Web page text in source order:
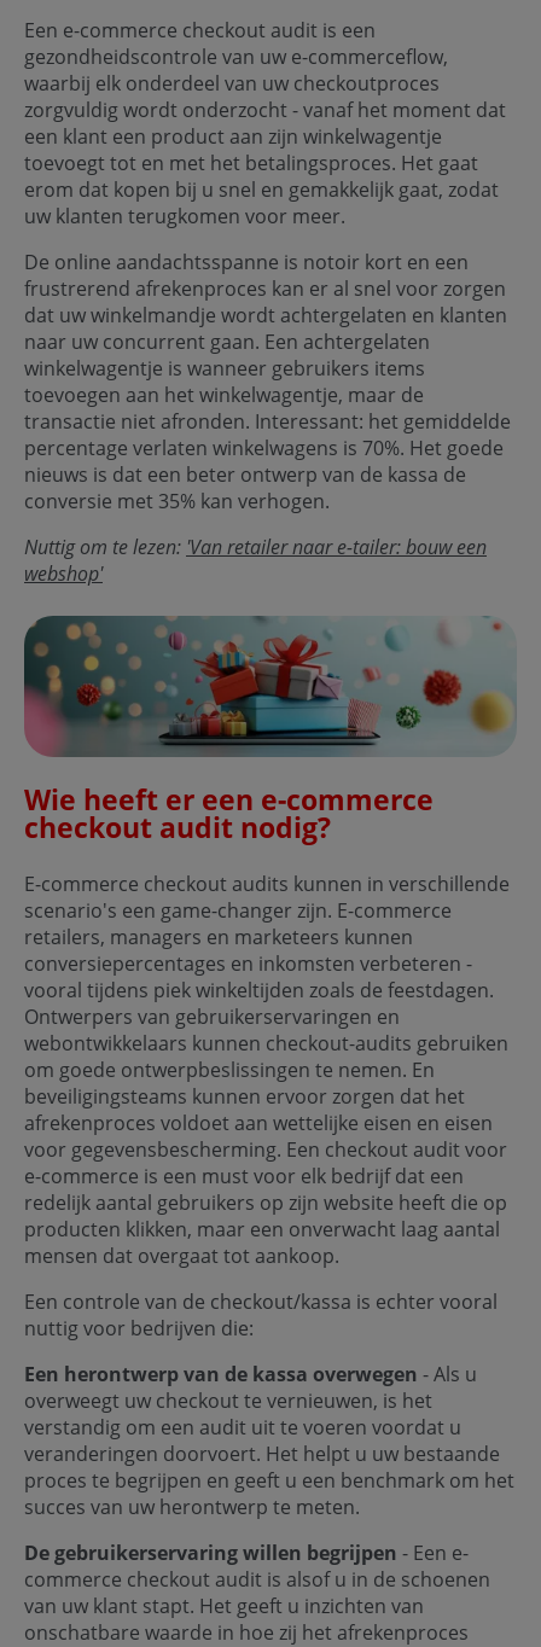
Een e-commerce checkout audit is een
gezondheidscontrole van uw e-commerceflow,
waarbij elk onderdeel van uw checkoutproces
zorgvuldig wordt onderzocht - vanaf het moment dat
een klant een product aan zijn winkelwagentje
toevoegt tot en met het betalingsproces. Het gaat
erom dat kopen bij u snel en gemakkelijk gaat, zodat
uw klanten terugkomen voor meer.
De online aandachtsspanne is notoir kort en een
frustrerend afrekenproces kan er al snel voor zorgen
dat uw winkelmandje wordt achtergelaten en klanten
naar uw concurrent gaan. Een achtergelaten
winkelwagentje is wanneer gebruikers items
toevoegen aan het winkelwagentje, maar de
transactie niet afronden. Interessant: het gemiddelde
percentage verlaten winkelwagens is 70%. Het goede
nieuws is dat een beter ontwerp van de kassa de
conversie met 35% kan verhogen.
Nuttig om te lezen: 'Van retailer naar e-tailer: bouw een
webshop'
Wie heeft er een e-commerce
checkout audit nodig?
E-commerce checkout audits kunnen in verschillende
scenario's een game-changer zijn. E-commerce
retailers, managers en marketeers kunnen
conversiepercentages en inkomsten verbeteren -
vooral tijdens piek winkeltijden zoals de feestdagen.
Ontwerpers van gebruikerservaringen en
webontwikkelaars kunnen checkout-audits gebruiken
om goede ontwerpbeslissingen te nemen. En
beveiligingsteams kunnen ervoor zorgen dat het
afrekenproces voldoet aan wettelijke eisen en eisen
voor gegevensbescherming. Een checkout audit voor
e-commerce is een must voor elk bedrijf dat een
redelijk aantal gebruikers op zijn website heeft die op
producten klikken, maar een onverwacht laag aantal
mensen dat overgaat tot aankoop.
Een controle van de checkout/kassa is echter vooral
nuttig voor bedrijven die:
Een herontwerp van de kassa overwegen - Als u
overweegt uw checkout te vernieuwen, is het
verstandig om een audit uit te voeren voordat u
veranderingen doorvoert. Het helpt u uw bestaande
proces te begrijpen en geeft u een benchmark om het
succes van uw herontwerp te meten.
De gebruikerservaring willen begrijpen - Een e-
commerce checkout audit is alsof u in de schoenen
van uw klant stapt. Het geeft u inzichten van
onschatbare waarde in hoe zij het afrekenproces